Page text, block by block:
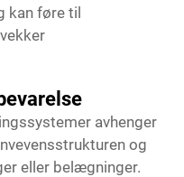
kan føre til
avhenger
og
eller belægninger.